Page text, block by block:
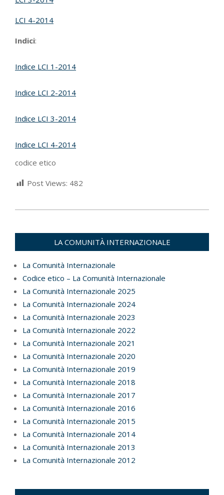
LCI 4-2014
Indici:
Indice LCI 1-2014
Indice LCI 2-2014
Indice LCI 3-2014
Indice LCI 4-2014
codice etico
Post Views: 482
LA COMUNITÀ INTERNAZIONALE
La Comunità Internazionale
Codice etico – La Comunità Internazionale
La Comunità Internazionale 2025
La Comunità Internazionale 2024
La Comunità Internazionale 2023
La Comunità Internazionale 2022
La Comunità Internazionale 2021
La Comunità Internazionale 2020
La Comunità Internazionale 2019
La Comunità Internazionale 2018
La Comunità Internazionale 2017
La Comunità Internazionale 2016
La Comunità Internazionale 2015
La Comunità Internazionale 2014
La Comunità Internazionale 2013
La Comunità Internazionale 2012